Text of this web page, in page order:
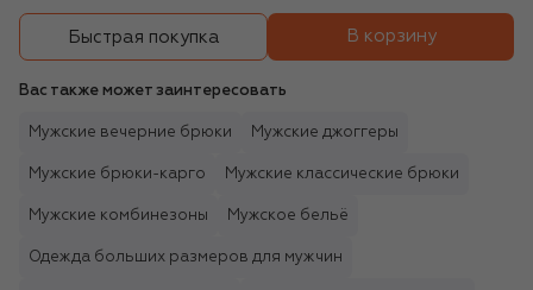
Быстрая покупка В корзину
Вас также может заинтересовать
Мужские вечерние брюки Мужские джоггеры
Мужские брюки-карго Мужские классические брюки
Мужские комбинезоны Мужское бельё
Одежда больших размеров для мужчин